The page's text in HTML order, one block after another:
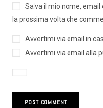
Salva il mio nome,
la prossima volta che
Avvertimi via email in
Avvertimi via email alla